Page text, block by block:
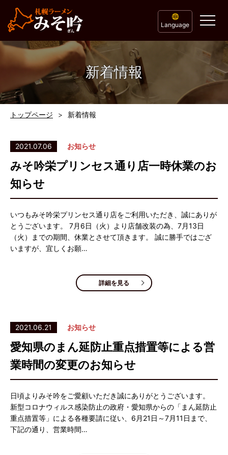
Language
新着情報
トップページ 新着情報
2021.07.06 お知らせ
みそ吟栄プリンセス通り店一時休業のお
知らせ
いつもみそ吟栄プリンセス通り店をご利用いただき、誠にありが
とうございます。 7月6日（火）より店舗改装の為、7月13日
（火）までの期間、休業とさせて頂きます。 誠に勝手ではござ
いますが、宜しくお願…
詳細を見る
2021.06.21 お知らせ
愛知県のまん延防止重点措置等による営
業時間の変更のお知らせ
日頃よりみそ吟をご愛顧いただき誠にありがとうございます。
新型コロナウィルス感染防止の政府・愛知県からの「まん延防止
重点措置等」による各種要請に従い、6月21日～7月11日まで、
下記の通り、営業時間…